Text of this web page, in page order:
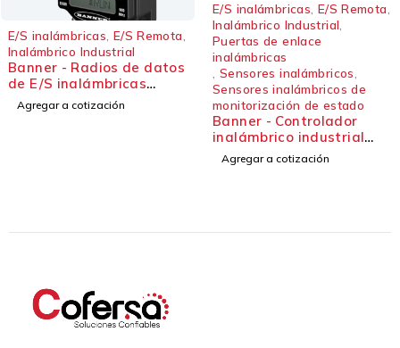
,
E/S inalámbricas E/S Remota ,
Inalámbrico Industrial
Puertas de enlace
inalámbricas
, Sensores inalámbricos
Sensores inalámbricos de
monitorización de estado
Inalámbrico Industrial
Sensores,
Sensores de
de estado cableados
,
Sensores de
Sensores inalámbricos
Banner - Sensor
QM30VT2-SS-9M
Agregar a cotización